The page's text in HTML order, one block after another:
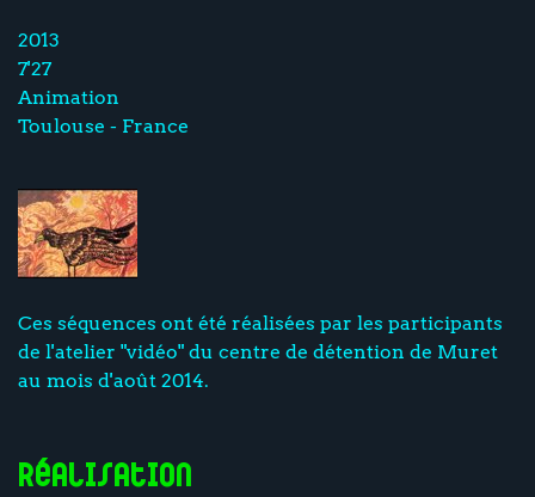
2013
7'27
Animation
Toulouse - France
Ces séquences ont été réalisées par les participants
de l'atelier "vidéo" du centre de détention de Muret
au mois d'août 2014.
Réalisation